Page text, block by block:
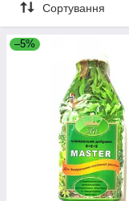
Сортування
–5%